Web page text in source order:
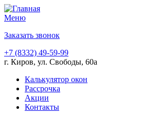
Перейти к основному содержанию
Меню
Заказать звонок
+7 (8332) 49-59-99
г. Киров, ул. Свободы, 60а
Калькулятор окон
Рассрочка
Акции
Контакты